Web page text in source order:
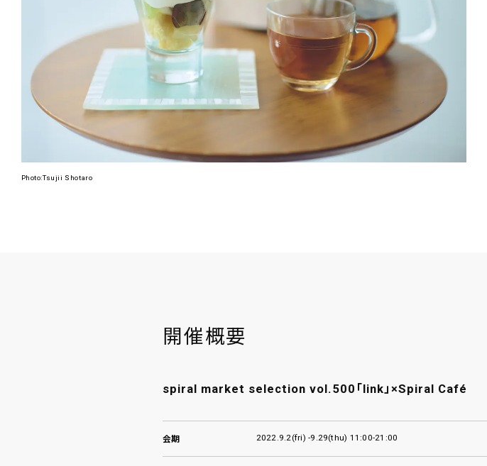
Spiral Nail Salon Spiral Nail Salon
NEWoMan ⾼輪
naila 横浜ランド
マーク
naila 大宮そごう
Spiral Café 青山 Spiral Garden 福岡ワン
ビル
CAFE AALTO 新丸
プレスリリース
Photo:Tsujii Shotaro
開催概要
spiral market selection vol.500「link」×Spiral Café
会期 2022.9.2(fri) -9.29(thu) 11:00-21:00